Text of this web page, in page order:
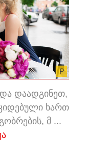
დაადგინეთ,
ხართ
მ ...